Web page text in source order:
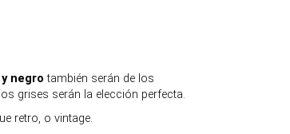
negro también serán de los
grises serán la elección perfecta.
retro, o vintage.